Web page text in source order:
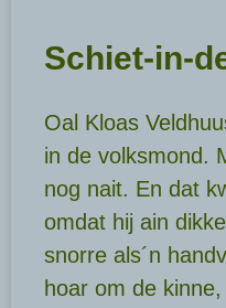
Schiet-in-
Oal Kloas
in de volksmond.
nog nait. En dat
omdat hij ain
snorre als´n
hoar om de